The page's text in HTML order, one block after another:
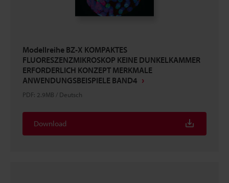
Modellreihe BZ-X KOMPAKTES
FLUORESZENZMIKROSKOP KEINE DUNKELKAMMER
ERFORDERLICH KONZEPT MERKMALE
ANWENDUNGSBEISPIELE BAND4
PDF: 2.9MB / Deutsch
Download